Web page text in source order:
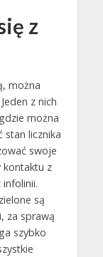
z
można
z nich
można
stan licznika
swoje
kontaktu z
są
za sprawą
szybko